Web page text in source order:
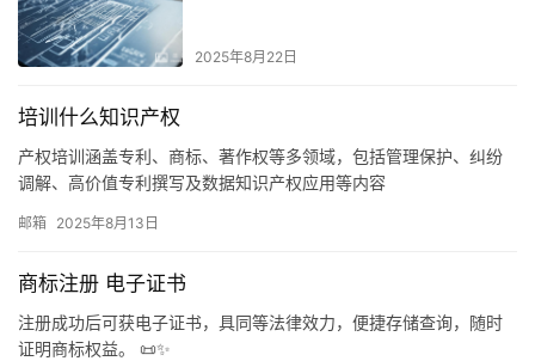
2025年8月22日
培训什么知识产权
产权培训涵盖专利、商标、著作权等多领域，包括管理保护、纠纷
调解、高价值专利撰写及数据知识产权应用等内容
邮箱 2025年8月13日
商标注册 电子证书
注册成功后可获电子证书，具同等法律效力，便捷存储查询，随时
证明商标权益。 📜✨